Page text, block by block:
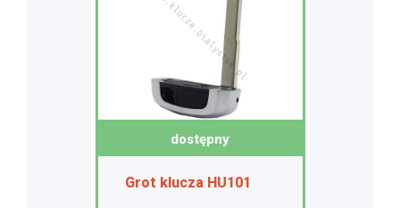
dostępny
Grot klucza HU101